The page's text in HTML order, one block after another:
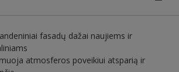
fasadų dažai naujiems ir
atmosferos poveikiui atsparią ir